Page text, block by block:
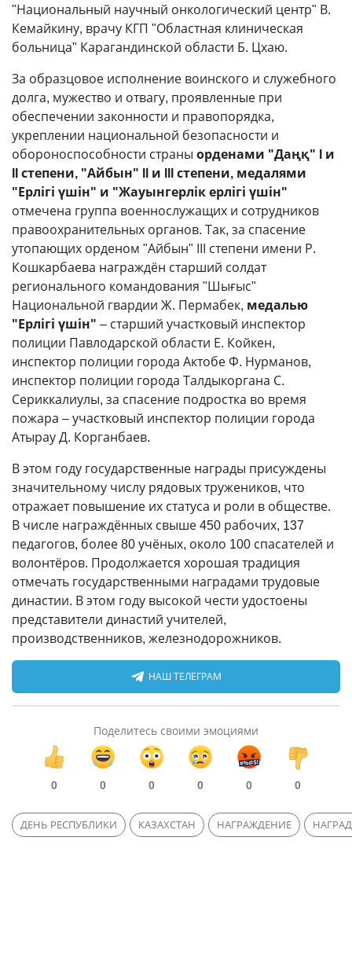
"Национальный научный онкологический центр" В.
Кемайкину, врачу КГП "Областная клиническая
больница" Карагандинской области Б. Цхаю.
За образцовое исполнение воинского и служебного
долга, мужество и отвагу, проявленные при
обеспечении законности и правопорядка,
укреплении национальной безопасности и
обороноспособности страны орденами "Даңқ" I и
II степени, "Айбын" II и III степени, медалями
"Ерлігі үшін" и "Жауынгерлік ерлігі үшін"
отмечена группа военнослужащих и сотрудников
правоохранительных органов. Так, за спасение
утопающих орденом "Айбын" ІІІ степени имени Р.
Кошкарбаева награждён старший солдат
регионального командования "Шығыс"
Национальной гвардии Ж. Пермабек, медалью
"Ерлігі үшін" – старший участковый инспектор
полиции Павлодарской области Е. Койкен,
инспектор полиции города Актобе Ф. Нурманов,
инспектор полиции города Талдыкоргана С.
Сериккалиулы, за спасение подростка во время
пожара – участковый инспектор полиции города
Атырау Д. Корганбаев.
В этом году государственные награды присуждены
значительному числу рядовых тружеников, что
отражает повышение их статуса и роли в обществе.
В числе награждённых свыше 450 рабочих, 137
педагогов, более 80 учёных, около 100 спасателей и
волонтёров. Продолжается хорошая традиция
отмечать государственными наградами трудовые
династии. В этом году высокой чести удостоены
представители династий учителей,
производственников, железнодорожников.
НАШ ТЕЛЕГРАМ
Поделитесь своими эмоциями
0 0 0 0 0 0
ДЕНЬ РЕСПУБЛИКИ КАЗАХСТАН НАГРАЖДЕНИЕ